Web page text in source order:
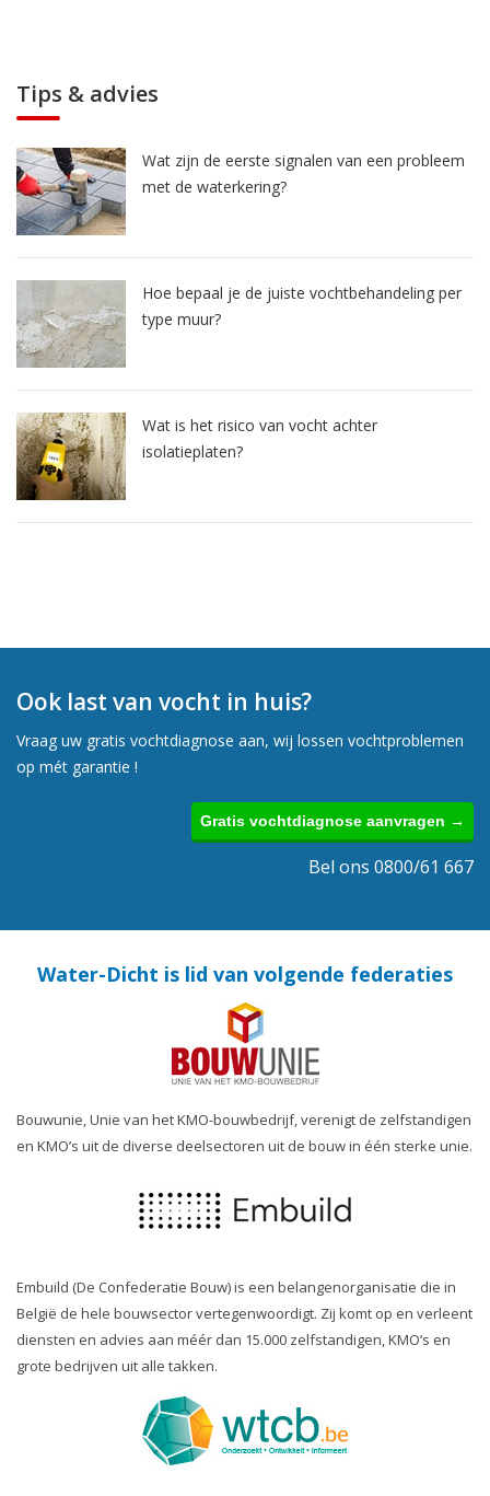
Tips & advies
Wat zijn de eerste signalen van een probleem
met de waterkering?
Hoe bepaal je de juiste vochtbehandeling per
type muur?
Wat is het risico van vocht achter
isolatieplaten?
Ook last van vocht in huis?
Vraag uw gratis vochtdiagnose aan, wij lossen vochtproblemen
op mét garantie !
Gratis vochtdiagnose aanvragen →
Bel ons 0800/61 667
Water-Dicht is lid van volgende federaties
Bouwunie, Unie van het KMO-bouwbedrijf, verenigt de zelfstandigen
en KMO’s uit de diverse deelsectoren uit de bouw in één sterke unie.
Embuild (De Confederatie Bouw) is een belangenorganisatie die in
België de hele bouwsector vertegenwoordigt. Zij komt op en verleent
diensten en advies aan méér dan 15.000 zelfstandigen, KMO’s en
grote bedrijven uit alle takken.